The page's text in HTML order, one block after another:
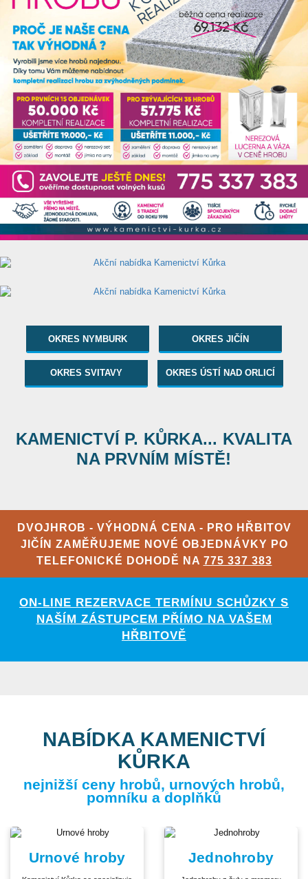
OKRES NYMBURK OKRES JIČÍN
OKRES SVITAVY OKRES ÚSTÍ NAD ORLICÍ
KAMENICTVÍ P. KŮRKA... KVALITA
NA PRVNÍM MÍSTĚ!
DVOJHROB - VÝHODNÁ CENA - PRO HŘBITOV
JIČÍN ZAMĚŘUJEME NOVÉ OBJEDNÁVKY PO
TELEFONICKÉ DOHODĚ NA 775 337 383
ON-LINE REZERVACE TERMÍNU SCHŮZKY S
NAŠÍM ZÁSTUPCEM PŘÍMO NA VAŠEM
HŘBITOVĚ
NABÍDKA KAMENICTVÍ
KŮRKA
nejnižší ceny hrobů, urnových hrobů,
pomníku a doplňků
Urnové hroby Jednohroby